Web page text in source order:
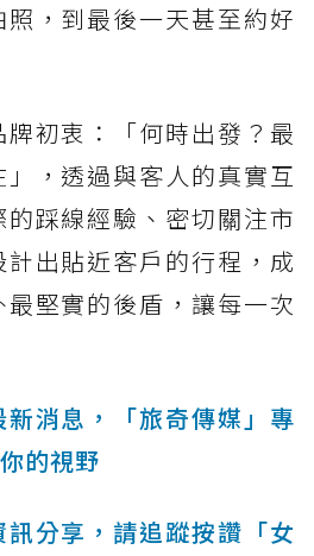
，到最後一天甚至約好
初衷：「何時出發？最
，透過與客人的真實互
踩線經驗、密切關注市
出貼近客戶的行程，成
堅實的後盾，讓每一次
消息，「旅奇傳媒」專
的視野
分享，請追蹤按讚「女